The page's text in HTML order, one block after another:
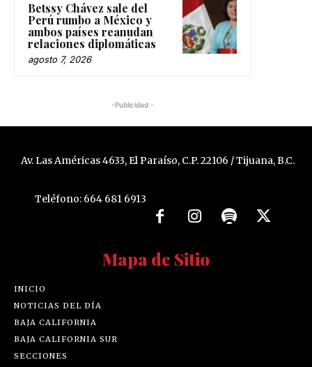
Betssy Chávez sale del
Perú rumbo a México y
ambos países reanudan
relaciones diplomáticas
agosto 7, 2026
-Publicidad -
Av. Las Américas 4633, El Paraíso, C.P. 22106 / Tijuana, B.C.
Teléfono: 664 681 6913
Mapa de Sitio
INICIO
NOTICIAS DEL DÍA
BAJA CALIFORNIA
BAJA CALIFORNIA SUR
SECCIONES